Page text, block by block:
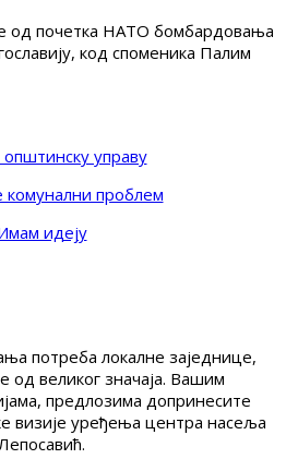
почетка НАТО бомбардовања
код споменика Палим
општинску управу
комунални проблем
идеју
потреба локалне заједнице,
од великог значаја. Вашим
предлозима допринесите
визије уређења центра насеља